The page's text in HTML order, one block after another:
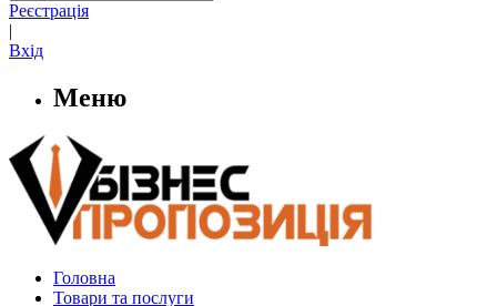
Реєстрація
|
Вхід
Меню
Головна
Товари та послуги